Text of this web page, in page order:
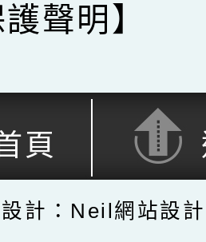
聲明】
頁
計：Neil網站設